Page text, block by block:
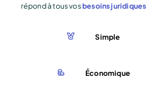
répond à tous vosbesoins juridiques
Simple
Économique